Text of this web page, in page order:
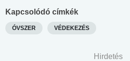
Kapcsolódó címkék
ÓVSZER VÉDEKEZÉS
Hirdetés